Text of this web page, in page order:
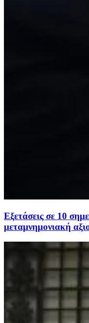
Εξετάσεις σε 10
μεταμνημονιακή